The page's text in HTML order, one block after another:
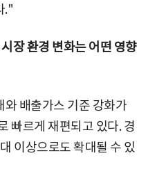
."
장 환경 변화는 어떤 영향
배출가스 기준 강화가
빠르게 재편되고 있다. 경
이상으로도 확대될 수 있